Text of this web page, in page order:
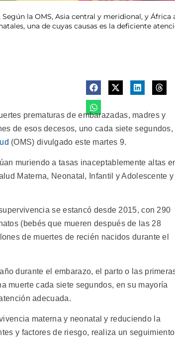
la OMS, Asia central y meridional, y África
una de cuyas causas es la deficiente
prematuras de embarazadas, madres y
de esos decesos, uno cada siete segundos,
(OMS) divulgado este martes 9.
muriendo a tasas inaceptablemente altas
Materna, Neonatal, Infantil y Adolescente y
se estancó desde 2015, con 290
(bebés que mueren después de las 28
de muertes de recién nacidos durante el
durante el embarazo, el parto o las
muerte cada siete segundos, en su mayoría
adecuada.
materna y neonatal y reduciendo la
y factores de riesgo, realiza un seguimiento